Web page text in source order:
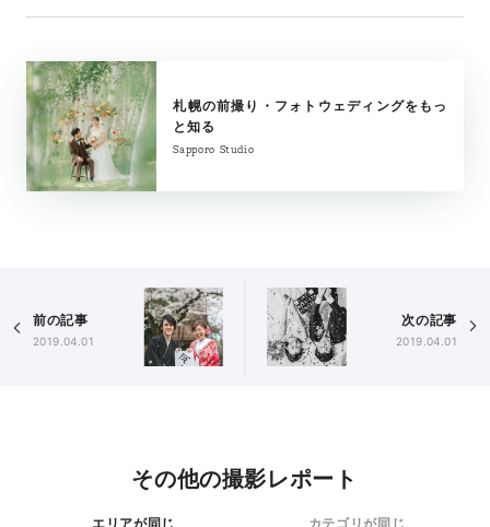
札幌の前撮り・フォトウェディングをもっ
と知る
Sapporo Studio
前の記事
2019.04.01
次の記事
2019.04.01
その他の撮影レポート
エリアが同じ カテゴリが同じ